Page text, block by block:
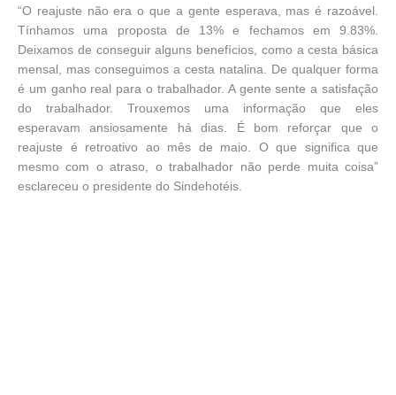
“O reajuste não era o que a gente esperava, mas é razoável.
Tínhamos uma proposta de 13% e fechamos em 9.83%.
Deixamos de conseguir alguns benefícios, como a cesta básica
mensal, mas conseguimos a cesta natalina. De qualquer forma
é um ganho real para o trabalhador. A gente sente a satisfação
do trabalhador. Trouxemos uma informação que eles
esperavam ansiosamente há dias. É bom reforçar que o
reajuste é retroativo ao mês de maio. O que significa que
mesmo com o atraso, o trabalhador não perde muita coisa”
esclareceu o presidente do Sindehotéis.